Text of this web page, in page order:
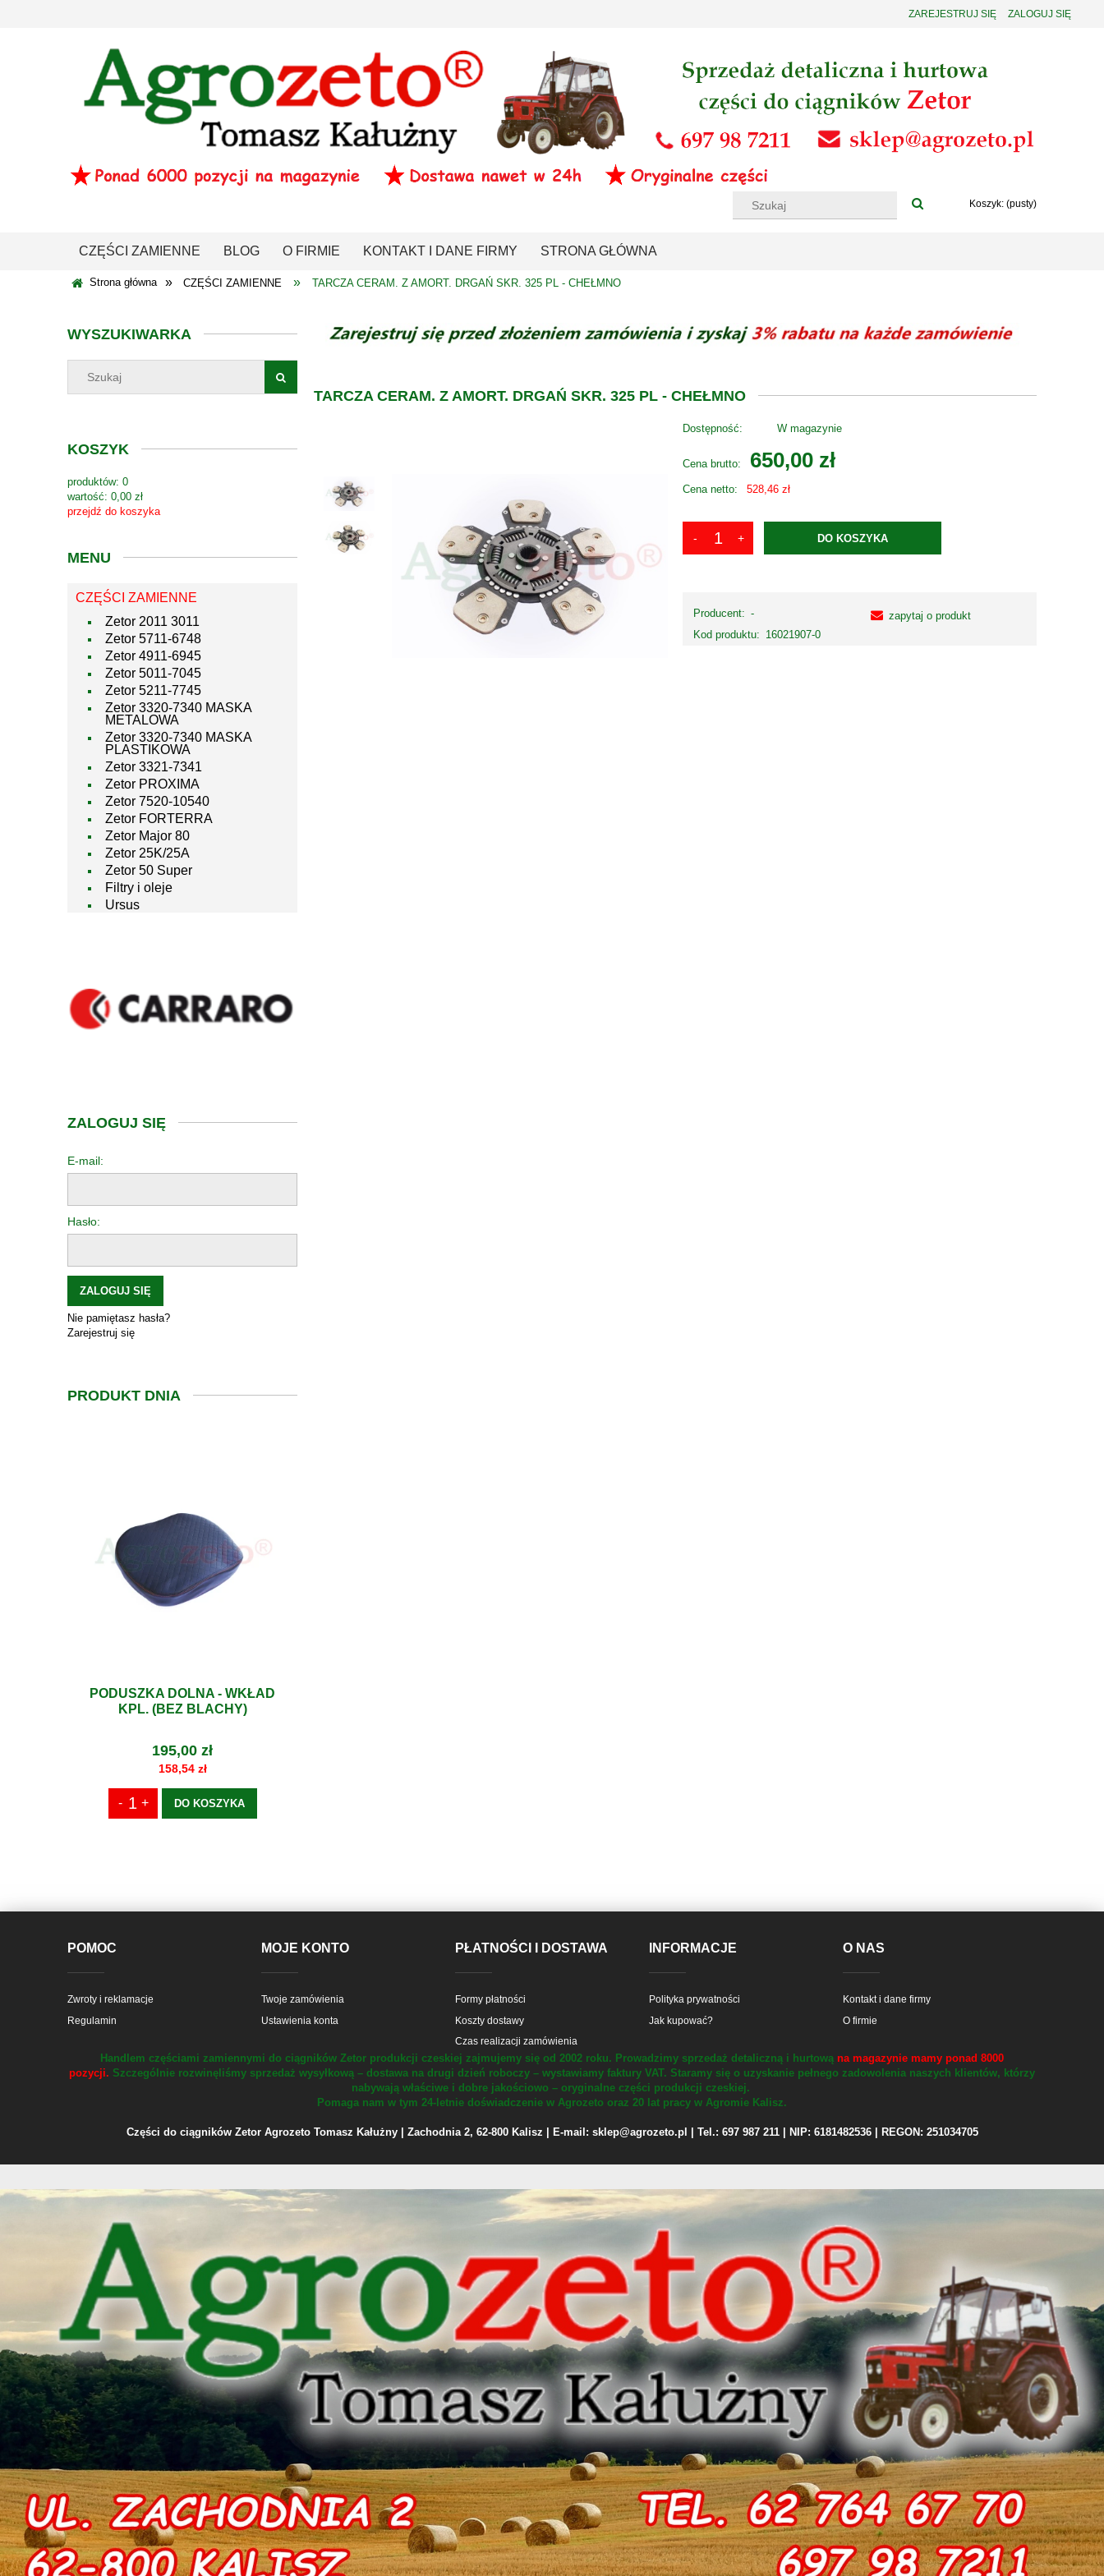
ZAREJESTRUJ SIĘ ZALOGUJ SIĘ
Koszyk: (pusty)
CZĘŚCI ZAMIENNE BLOG O FIRMIE KONTAKT I DANE FIRMY STRONA GŁÓWNA
Strona główna » CZĘŚCI ZAMIENNE » TARCZA CERAM. Z AMORT. DRGAŃ SKR. 325 PL - CHEŁMNO
WYSZUKIWARKA
KOSZYK
produktów: 0
wartość: 0,00 zł
przejdź do koszyka
MENU
CZĘŚCI ZAMIENNE
Zetor 2011 3011
Zetor 5711-6748
Zetor 4911-6945
Zetor 5011-7045
Zetor 5211-7745
Zetor 3320-7340 MASKA
METALOWA
Zetor 3320-7340 MASKA
PLASTIKOWA
Zetor 3321-7341
Zetor PROXIMA
Zetor 7520-10540
Zetor FORTERRA
Zetor Major 80
Zetor 25K/25A
Zetor 50 Super
Filtry i oleje
Ursus
ZALOGUJ SIĘ
E-mail:
Hasło:
ZALOGUJ SIĘ
Nie pamiętasz hasła?
Zarejestruj się
PRODUKT DNIA
PODUSZKA DOLNA - WKŁAD
KPL. (BEZ BLACHY)
195,00 zł
158,54 zł
DO KOSZYKA
TARCZA CERAM. Z AMORT. DRGAŃ SKR. 325 PL - CHEŁMNO
Dostępność: W magazynie
Cena brutto: 650,00 zł
Cena netto: 528,46 zł
DO KOSZYKA
Producent: -
Kod produktu: 16021907-0
zapytaj o produkt
POMOC
Zwroty i reklamacje
Regulamin
MOJE KONTO
Twoje zamówienia
Ustawienia konta
PŁATNOŚCI I DOSTAWA
Formy płatności
Koszty dostawy
Czas realizacji zamówienia
INFORMACJE
Polityka prywatności
Jak kupować?
O NAS
Kontakt i dane firmy
O firmie
Handlem częściami zamiennymi do ciągników Zetor produkcji czeskiej zajmujemy się od 2002 roku. Prowadzimy sprzedaż detaliczną i hurtową na magazynie mamy ponad 8000
pozycji. Szczególnie rozwinęliśmy sprzedaż wysyłkową – dostawa na drugi dzień roboczy – wystawiamy faktury VAT. Staramy się o uzyskanie pełnego zadowolenia naszych klientów, którzy
nabywają właściwe i dobre jakościowo – oryginalne części produkcji czeskiej.
Pomaga nam w tym 24-letnie doświadczenie w Agrozeto oraz 20 lat pracy w Agromie Kalisz.
Części do ciągników Zetor Agrozeto Tomasz Kałużny | Zachodnia 2, 62-800 Kalisz | E-mail: sklep@agrozeto.pl | Tel.: 697 987 211 | NIP: 6181482536 | REGON: 251034705